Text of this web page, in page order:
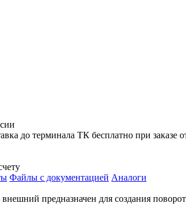
до терминала ТК бесплатно при заказе
Файлы с документацией Аналоги
предназначен для создания